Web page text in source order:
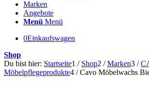
Marken
Angebote
Menü Menü
0Einkaufswagen
Shop
Du bist hier: Startseite1 / Shop2 / Marken3 /
Möbelpflegeprodukte4 / Cavo Möbelwachs